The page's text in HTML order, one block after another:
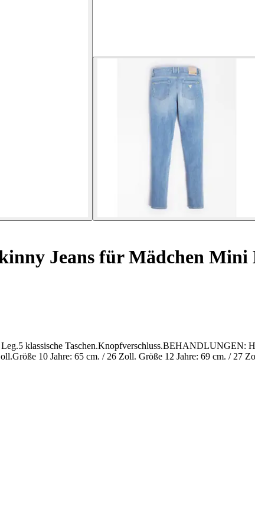
Jeans für Mädchen Mini
klassische
10 Jahre: 65 cm. / 26 Zoll. Größe 12 Jahre: 69 cm. / 27